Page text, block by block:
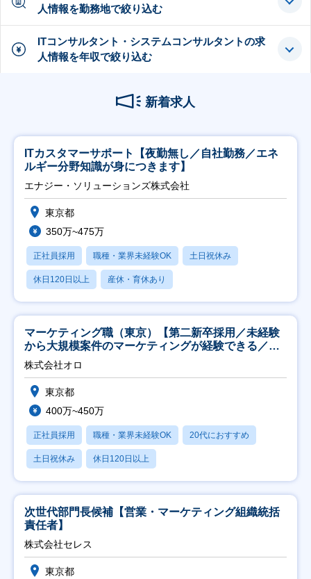
人情報を勤務地で絞り込む
ITコンサルタント・システムコンサルタントの求
人情報を年収で絞り込む
新着求人
ITカスタマーサポート【夜勤無し／自社勤務／エネ
ルギー分野知識が身につきます】
エナジー・ソリューションズ株式会社
東京都
350万~475万
正社員採用 職種・業界未経験OK 土日祝休み
休日120日以上 産休・育休あり
マーケティング職（東京）【第二新卒採用／未経験
から大規模案件のマーケティングが経験できる／研
修充実】
株式会社オロ
東京都
400万~450万
正社員採用 職種・業界未経験OK 20代におすすめ
土日祝休み 休日120日以上
次世代部門長候補【営業・マーケティング組織統括
責任者】
株式会社セレス
東京都